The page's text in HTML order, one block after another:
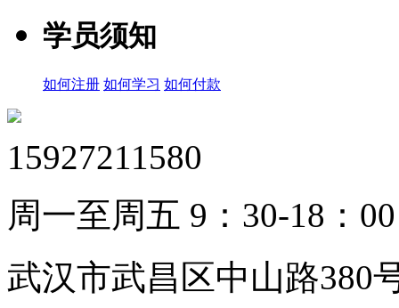
学员须知
如何注册 如何学习 如何付款
15927211580
周一至周五 9：30-18：00
武汉市武昌区中山路380